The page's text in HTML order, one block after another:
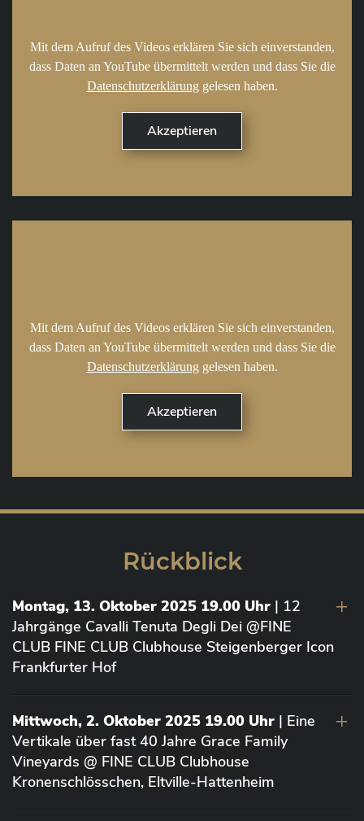
Mit dem Aufruf des Videos erklären Sie sich einverstanden,
dass Daten an YouTube übermittelt werden und dass Sie die
Datenschutzerklärung gelesen haben.
Mit dem Aufruf des Videos erklären Sie sich einverstanden,
dass Daten an YouTube übermittelt werden und dass Sie die
Datenschutzerklärung gelesen haben.
Rückblick
Montag, 13. Oktober 2025 19.00 Uhr | 12
Jahrgänge Cavalli Tenuta Degli Dei @FINE
CLUB FINE CLUB Clubhouse Steigenberger Icon
Frankfurter Hof
Mittwoch, 2. Oktober 2025 19.00 Uhr | Eine
Vertikale über fast 40 Jahre Grace Family
Vineyards @ FINE CLUB Clubhouse
Kronenschlösschen, Eltville-Hattenheim